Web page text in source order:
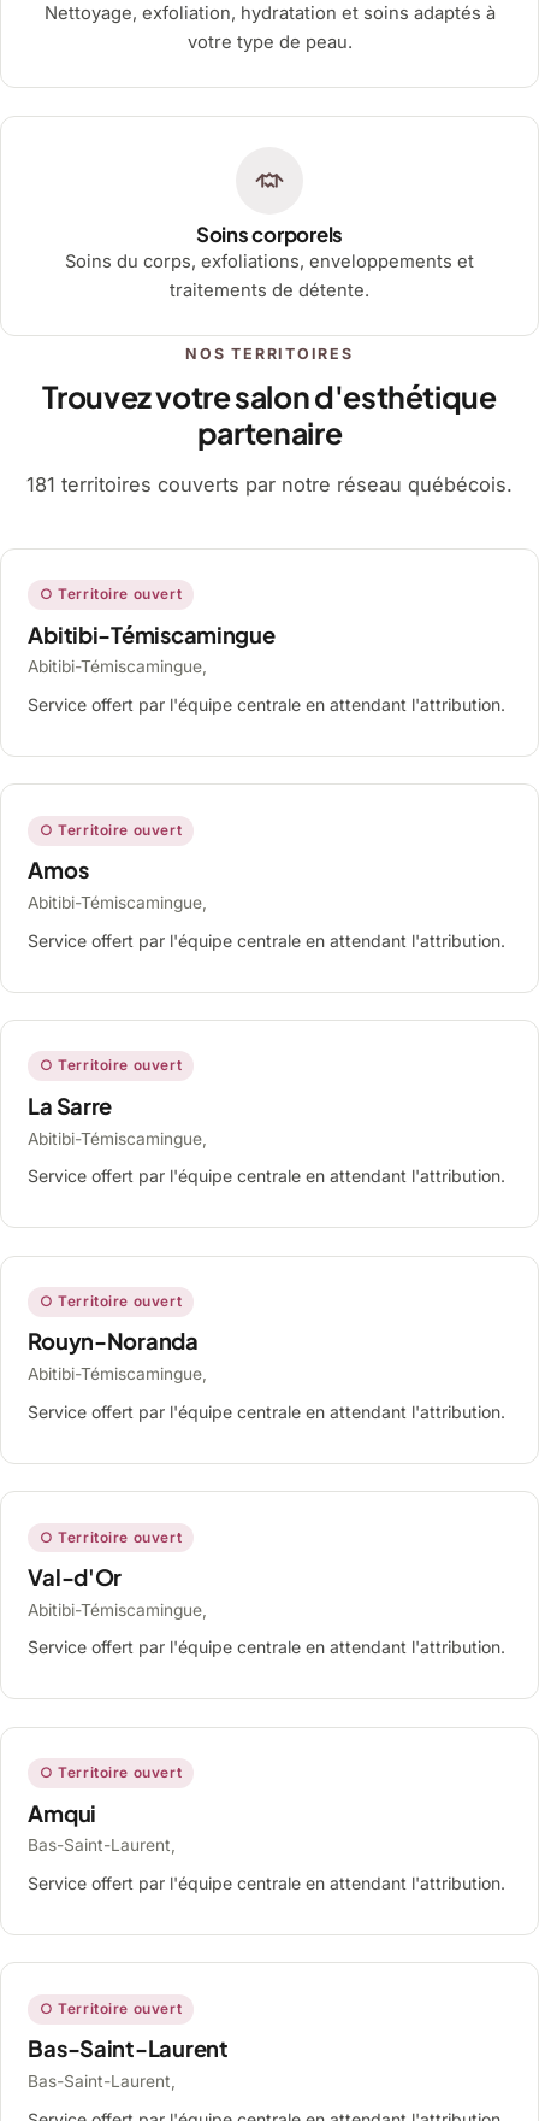
Nettoyage, exfoliation, hydratation et soins adaptés à
votre type de peau.
Soins corporels
Soins du corps, exfoliations, enveloppements et
traitements de détente.
NOS TERRITOIRES
Trouvez votre salon d'esthétique
partenaire
181 territoires couverts par notre réseau québécois.
○ Territoire ouvert
Abitibi-Témiscamingue
Abitibi-Témiscamingue,
Service offert par l'équipe centrale en attendant l'attribution.
○ Territoire ouvert
Amos
Abitibi-Témiscamingue,
Service offert par l'équipe centrale en attendant l'attribution.
○ Territoire ouvert
La Sarre
Abitibi-Témiscamingue,
Service offert par l'équipe centrale en attendant l'attribution.
○ Territoire ouvert
Rouyn-Noranda
Abitibi-Témiscamingue,
Service offert par l'équipe centrale en attendant l'attribution.
○ Territoire ouvert
Val-d'Or
Abitibi-Témiscamingue,
Service offert par l'équipe centrale en attendant l'attribution.
○ Territoire ouvert
Amqui
Bas-Saint-Laurent,
Service offert par l'équipe centrale en attendant l'attribution.
○ Territoire ouvert
Bas-Saint-Laurent
Bas-Saint-Laurent,